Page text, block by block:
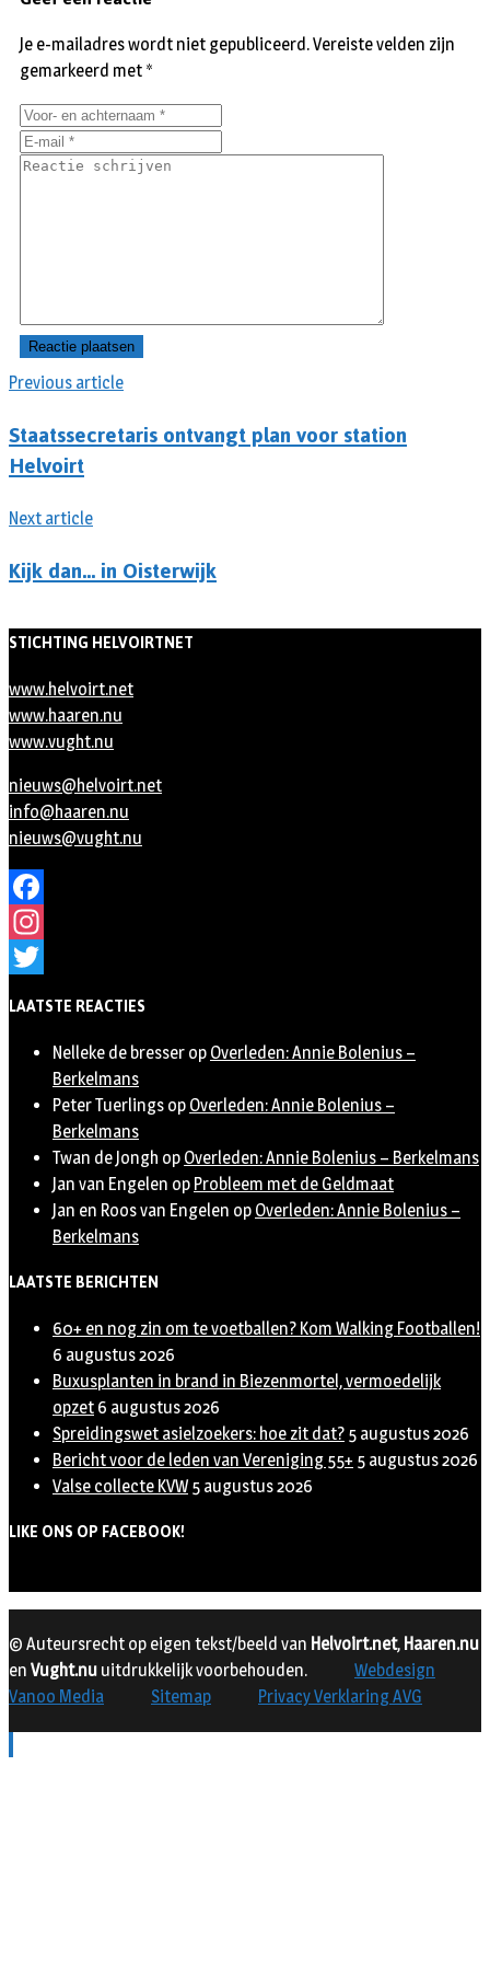
Previous article
Staatssecretaris ontvangt plan voor station
Helvoirt
Next article
Kijk dan… in Oisterwijk
Je e-mailadres wordt niet gepubliceerd.Vereiste velden zijn
gemarkeerd met *
STICHTING HELVOIRTNET
www.helvoirt.net
www.haaren.nu
www.vught.nu
nieuws@helvoirt.net
info@haaren.nu
nieuws@vught.nu
Facebook
Instagram
LAATSTE REACTIES
Nelleke de bresser op Overleden: Annie Bolenius –
Berkelmans
Peter Tuerlings op Overleden: Annie Bolenius –
Berkelmans
Twan de Jongh op Overleden: Annie Bolenius – Berkelmans
Jan van Engelen op Probleem met de Geldmaat
Jan en Roos van Engelen op Overleden: Annie Bolenius –
Berkelmans
LAATSTE BERICHTEN
60+ en nog zin om te voetballen? Kom Walking Footballen!
6 augustus 2026
Buxusplanten in brand in Biezenmortel, vermoedelijk
opzet 6 augustus 2026
Spreidingswet asielzoekers: hoe zit dat? 5 augustus 2026
Bericht voor de leden van Vereniging 55+ 5 augustus 2026
Valse collecte KVW 5 augustus 2026
LIKE ONS OP FACEBOOK!
© Auteursrecht op eigen tekst/beeld van Helvoirt.net, Haaren.nu
en Vught.nu uitdrukkelijk voorbehouden.
Webdesign
Vanoo Media
Sitemap Privacy Verklaring AVG